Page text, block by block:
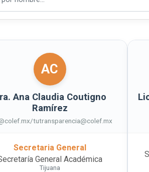
AC
Ana Claudia Coutigno
Ramírez
tutransparencia@colef.mx
Secretaria General
General Académica
Tijuana